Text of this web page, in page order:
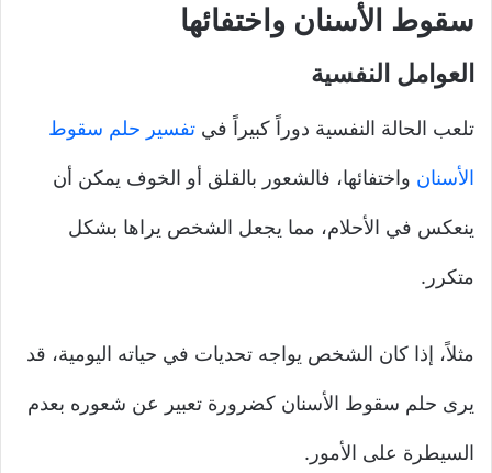
سقوط الأسنان واختفائها
العوامل النفسية
تلعب الحالة النفسية دوراً كبيراً في تفسير حلم سقوط
الأسنان واختفائها، فالشعور بالقلق أو الخوف يمكن أن
ينعكس في الأحلام، مما يجعل الشخص يراها بشكل
متكرر.
مثلاً، إذا كان الشخص يواجه تحديات في حياته اليومية، قد
يرى حلم سقوط الأسنان كضرورة تعبير عن شعوره بعدم
السيطرة على الأمور.